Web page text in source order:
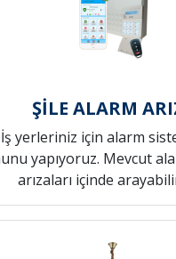
ŞİLE ALARM
İş yerleriniz için alarm
yapıyoruz. Mevcut
arızaları içinde